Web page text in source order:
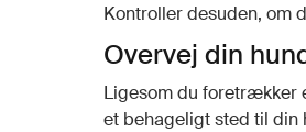
Kontroller desuden, om
Overvej din
Ligesom du foretrækker
et behageligt sted til din